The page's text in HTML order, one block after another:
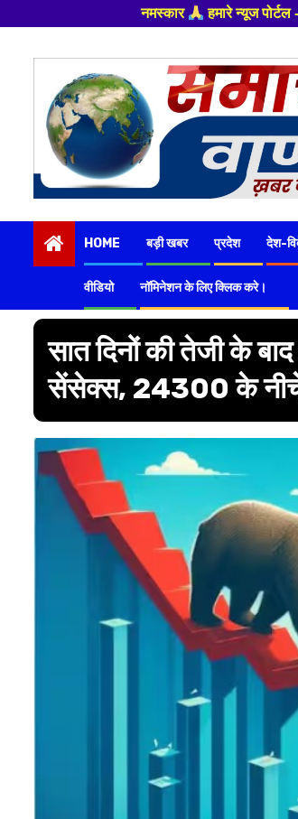
हमारे न्यूज पोर्टल - मे आपका स्वागत हैं
content
HOME बड़ी खबर प्रदेश देश-
वीडियो नॉमिनेशन के लिए क्लिक करे।
सात दिनों की तेजी के
सेंसेक्स, 24300 के नीचे